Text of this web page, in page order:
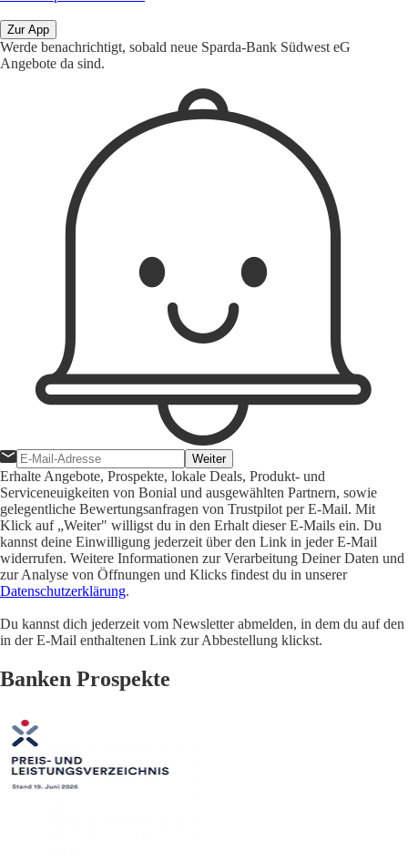
Zur App
Werde benachrichtigt, sobald neue Sparda-Bank Südwest eG
Angebote da sind.
Weiter
Erhalte Angebote, Prospekte, lokale Deals, Produkt- und
Serviceneuigkeiten von Bonial und ausgewählten Partnern, sowie
gelegentliche Bewertungsanfragen von Trustpilot per E-Mail. Mit
Klick auf „Weiter" willigst du in den Erhalt dieser E-Mails ein. Du
kannst deine Einwilligung jederzeit über den Link in jeder E-Mail
widerrufen. Weitere Informationen zur Verarbeitung Deiner Daten und
zur Analyse von Öffnungen und Klicks findest du in unserer
Datenschutzerklärung.
Du kannst dich jederzeit vom Newsletter abmelden, in dem du auf den
in der E-Mail enthaltenen Link zur Abbestellung klickst.
Banken Prospekte